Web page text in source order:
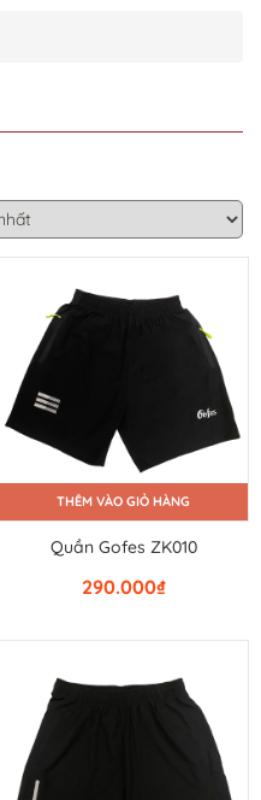
THÊM VÀO GIỎ HÀNG
Quần Gofes ZK010
₫
290.000